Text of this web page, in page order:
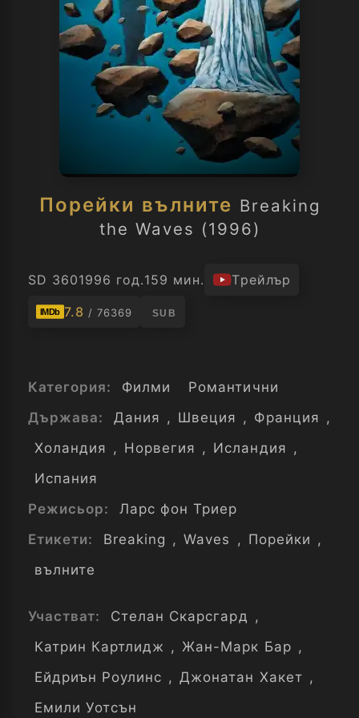
Порейки вълните Breaking
the Waves (1996)
SD 3601996 год.159 мин. Трейлър
IMDb 7.8 / 76369 SUB
Категория: Филми
Романтични
Държава:
Дания , Швеция , Франция ,
Холандия , Норвегия , Исландия ,
Испания
Режисьор:
Ларс фон Триер
Етикети:
Breaking , Waves , Порейки ,
вълните
Участват: Стелан Скарсгард ,
Катрин Картлидж , Жан-Марк Бар ,
Ейдриън Роулинс , Джонатан Хакет ,
Емили Уотсън